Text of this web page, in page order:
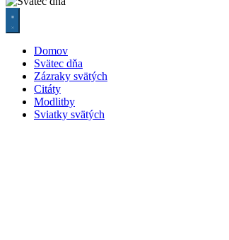
Domov
Svätec dňa
Zázraky svätých
Citáty
Modlitby
Sviatky svätých